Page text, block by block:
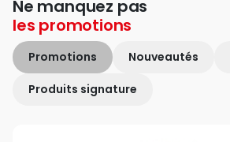
Ne manquez pas
les promotions
Promotions Nouveautés
Produits signature